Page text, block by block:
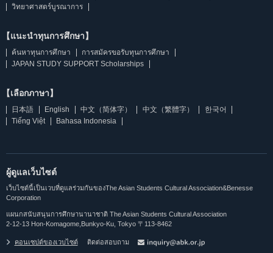
วิทยาศาสตร์บูรณาการ
【แนะนำทุนการศึกษา】
ค้นหาทุนการศึกษา
การสมัครขอรับทุนการศึกษา
JAPAN STUDY SUPPORT Scholarships
【เลือกภาษา】
日本語 English 中文（简体字） 中文（繁體字）
한국어
Tiếng Việt
Bahasa Indonesia
ผู้ดูแลเว็บไซต์
เว็บไซต์นี้เป็นเวบที่ดูแลร่วมกันของThe Asian Students Cultural Association&Benesse
Corporation
แผนกสนับสนุนการศึกษานานาชาติ The Asian Students Cultural Association
2-12-13 Hon-Komagome,Bunkyo-Ku, Tokyo 〒113-8462
คอนเซปต์ของเวบไซต์ ติดต่อสอบถาม